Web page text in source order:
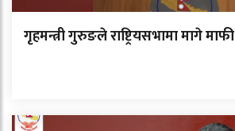
गृहमन्त्री गुरुङले राष्ट्रियसभामा मागे माफी